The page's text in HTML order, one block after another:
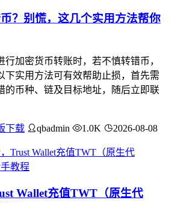
？别慌，这几个实用方法帮你
行加密货币转账时，若不慎转错币，
下实用方法可有效帮助止损，首先需
的币种、链及目标地址，随后立即联
下载 qbadmin 1.0K 2026-08-08
Wallet充值TWT（原生代